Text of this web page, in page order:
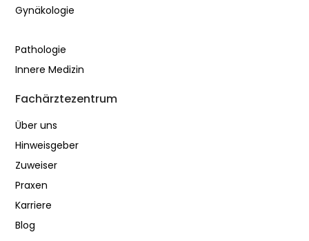
Gynäkologie
Pathologie
Innere Medizin
Fachärztezentrum
Über uns
Hinweisgeber
Zuweiser
Praxen
Karriere
Blog